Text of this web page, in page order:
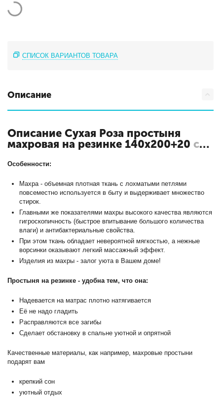
СПИСОК ВАРИАНТОВ ТОВАРА
Описание
Описание Сухая Роза простыня
махровая на резинке 140х200+20 с
Особенности:
Махра - объемная плотная ткань с лохматыми петлями
повсеместно используется в быту и выдерживает множество
стирок.
Главными же показателями махры высокого качества являются
гигроскопичность (быстрое впитывание большого количества
влаги) и антибактериальные свойства.
При этом ткань обладает невероятной мягкостью, а нежные
ворсинки оказывают легкий массажный эффект.
Изделия из махры - залог уюта в Вашем доме!
Простыня на резинке - удобна тем, что она:
Надевается на матрас плотно натягивается
Её не надо гладить
Расправляются все загибы
Сделает обстановку в спальне уютной и опрятной
Качественные материалы, как например, махровые простыни
подарят вам
крепкий сон
уютный отдых